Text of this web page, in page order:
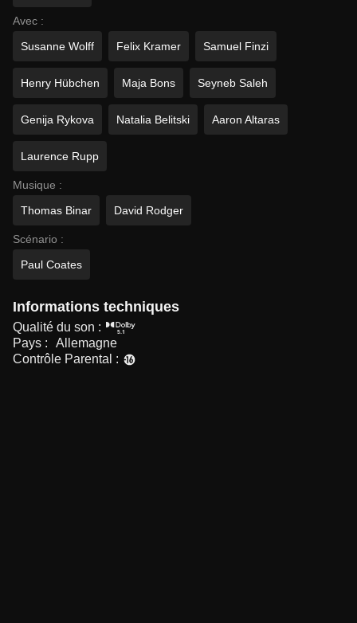
Avec :
Susanne Wolff
Felix Kramer Samuel Finzi
Henry Hübchen Maja Bons Seyneb Saleh
Genija Rykova Natalia Belitski Aaron Altaras
Laurence Rupp
Musique :
Thomas Binar
David Rodger
Scénario :
Paul Coates
Informations techniques
Qualité du son :
Pays :
Allemagne
Contrôle Parental :